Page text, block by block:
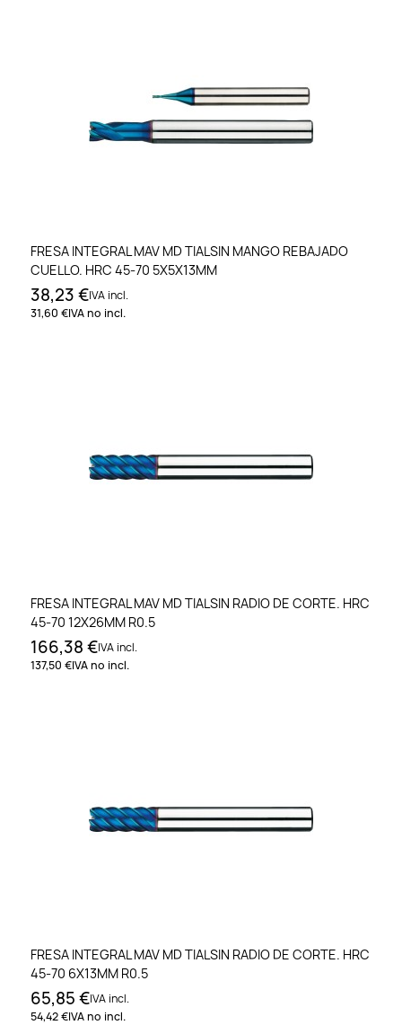
FRESA INTEGRAL MAV MD TIALSIN MANGO REBAJADO
CUELLO. HRC 45-70 5X5X13MM
38,23 €IVA incl.
31,60 €IVA no incl.
FRESA INTEGRAL MAV MD TIALSIN RADIO DE CORTE. HRC
45-70 12X26MM R0.5
166,38 €IVA incl.
137,50 €IVA no incl.
FRESA INTEGRAL MAV MD TIALSIN RADIO DE CORTE. HRC
45-70 6X13MM R0.5
65,85 €IVA incl.
54,42 €IVA no incl.